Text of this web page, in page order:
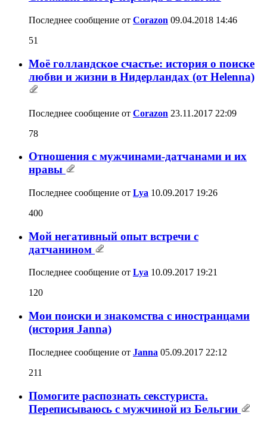
Последнее сообщение от Corazon 09.04.2018 14:46
51
Моё голландское счастье: история о поиске
любви и жизни в Нидерландах (от Helenna)
Последнее сообщение от Corazon 23.11.2017 22:09
78
Отношения с мужчинами-датчанами и их
нравы
Последнее сообщение от Lya 10.09.2017 19:26
400
Мой негативный опыт встречи с
датчанином
Последнее сообщение от Lya 10.09.2017 19:21
120
Мои поиски и знакомства с иностранцами
(история Janna)
Последнее сообщение от Janna 05.09.2017 22:12
211
Помогите распознать секстуриста.
Переписываюсь с мужчиной из Бельгии